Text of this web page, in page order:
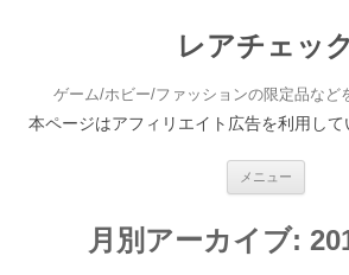
レアチェック
ゲーム/ホビー/ファッションの限定品など
本ページはアフィリエイト広告を利用して
メニュー
月別アーカイブ: